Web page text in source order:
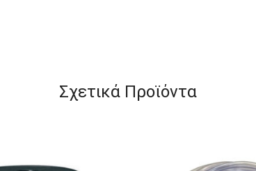
Σχετικά Προϊόντα